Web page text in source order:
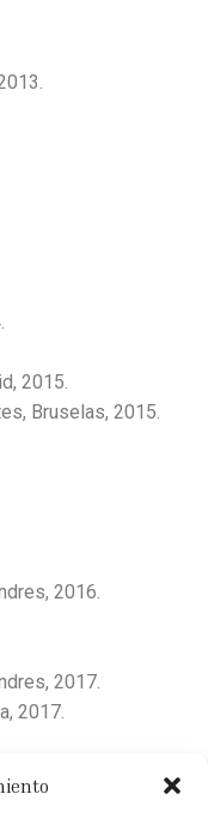
2015.
Bruselas, 2015.
2016.
2017.
2017.